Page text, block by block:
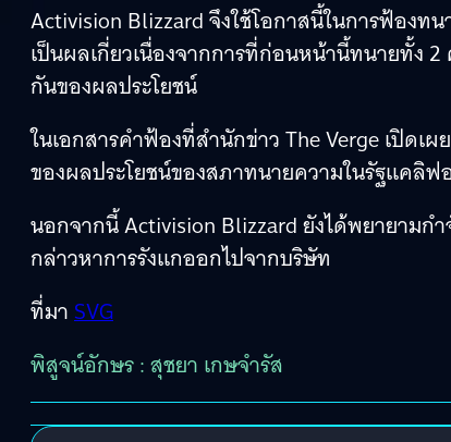
Activision Blizzard จึงใช้โอกาสนี้ในการฟ้อง
เป็นผลเกี่ยวเนื่องจากการที่ก่อนหน้านี้ทนายทั้ง
กันของผลประโยชน์
ในเอกสารคำฟ้องที่สำนักข่าว The Verge เปิดเ
ของผลประโยชน์ของสภาทนายความในรัฐแคลิฟ
นอกจากนี้ Activision Blizzard ยังได้พยายามก
กล่าวหาการรังแกออกไปจากบริษัท
ที่มาSVG
พิสูจน์อักษร : สุชยา เกษจำรัส